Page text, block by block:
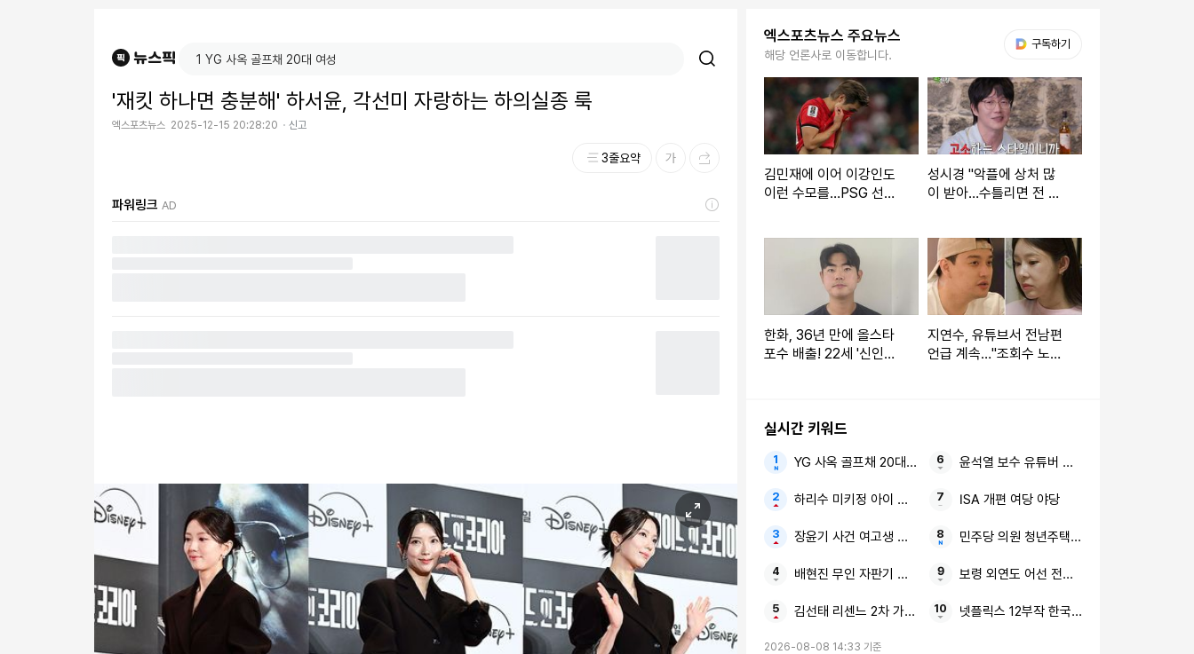
'재킷 하나면 충분해' 하서윤, 각선미 자랑하는 하의실종 룩
엑스포츠뉴스 2025-12-15 20:28:20 신고
3줄요약
파워링크 AD
엑스포츠뉴스 주요뉴스
해당 언론사로 이동합니다.
구독하기
김민재에 이어 이강인도
이런 수모를…PSG 선수
성시경 "악플에 상처 많
이 받아…수틀리면 전 재
한화, 36년 만에 올스타
포수 배출! 22세 '신인왕
지연수, 유튜브서 전남편
언급 계속…"조회수 노리
실시간 키워드
YG 사옥 골프채 20대 여성
하리수 미키정 아이 못 낳아
장윤기 사건 여고생 고교생
배현진 무인 자판기 성인인증 국가 기준
김선태 리센느 2차 가해 논란 8초짜리 근황 영상
윤석열 보수 유튜버 민감 발언
ISA 개편 여당 야당
민주당 의원 청년주택 폐버스 리모델링
보령 외연도 어선 전복 1명 실종
넷플릭스 12부작 한국 드라마
2026-08-08 14:33 기준